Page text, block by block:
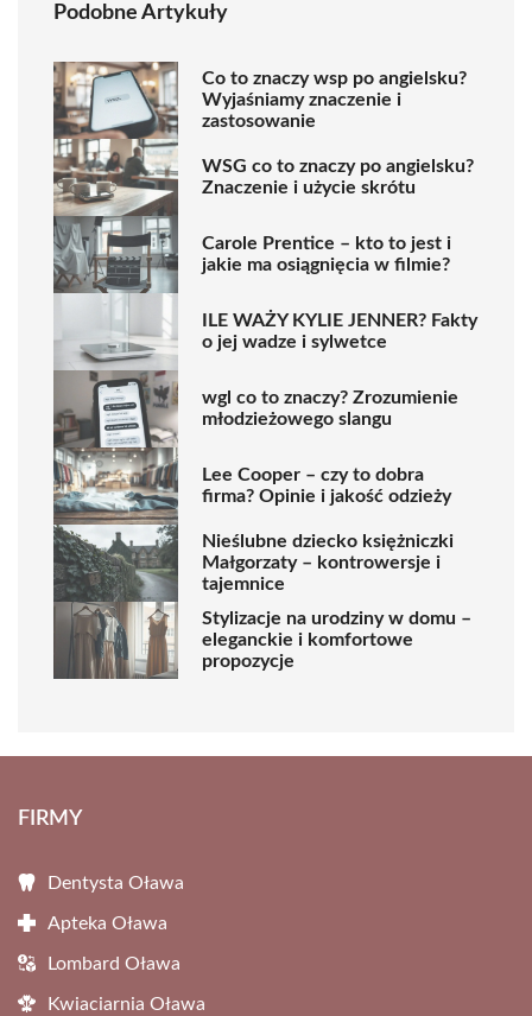
Podobne Artykuły
Co to znaczy wsp po angielsku?
Wyjaśniamy znaczenie i
zastosowanie
WSG co to znaczy po angielsku?
Znaczenie i użycie skrótu
Carole Prentice – kto to jest i
jakie ma osiągnięcia w filmie?
ILE WAŻY KYLIE JENNER? Fakty
o jej wadze i sylwetce
wgl co to znaczy? Zrozumienie
młodzieżowego slangu
Lee Cooper – czy to dobra
firma? Opinie i jakość odzieży
Nieślubne dziecko księżniczki
Małgorzaty – kontrowersje i
tajemnice
Stylizacje na urodziny w domu –
eleganckie i komfortowe
propozycje
FIRMY
Dentysta Oława
Apteka Oława
Lombard Oława
Kwiaciarnia Oława